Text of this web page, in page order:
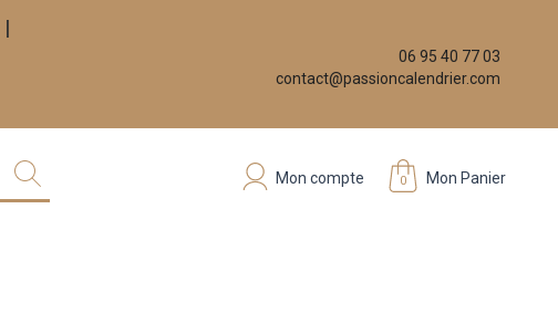
|
06 95 40 77 03
contact@passioncalendrier.com
0 Mon Panier
Mon compte